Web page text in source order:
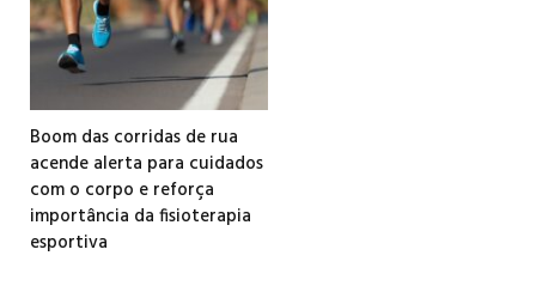
Boom das corridas de rua
acende alerta para cuidados
com o corpo e reforça
importância da fisioterapia
esportiva